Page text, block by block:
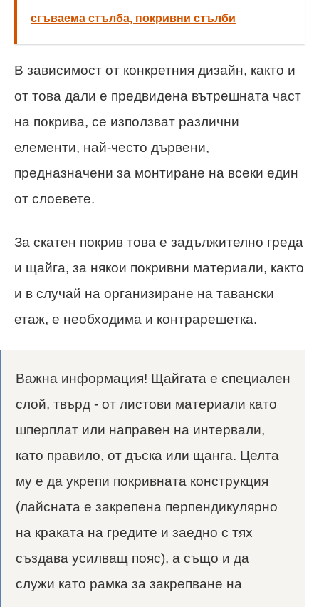
сгъваема стълба, покривни стълби
В зависимост от конкретния дизайн, както и
от това дали е предвидена вътрешната част
на покрива, се използват различни
елементи, най-често дървени,
предназначени за монтиране на всеки един
от слоевете.
За скатен покрив това е задължително греда
и щайга, за някои покривни материали, както
и в случай на организиране на тавански
етаж, е необходима и контрарешетка.
Важна информация! Щайгата е специален
слой, твърд - от листови материали като
шперплат или направен на интервали,
като правило, от дъска или щанга. Целта
му е да укрепи покривната конструкция
(лайсната е закрепена перпендикулярно
на краката на гредите и заедно с тях
създава усилващ пояс), а също и да
служи като рамка за закрепване на